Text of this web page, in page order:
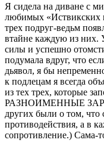
Я сидела на диване с
любимых «Иствикских
трех подруг-ведьм
втайне каждую из них.
силы и успешно
подумала вдруг, что
дьявол, я бы
к подлецам я всегда
из тех трех, которые
РАЗНОИМЕННЫЕ
других были о том, что
противодействия, а в
сопротивление.) Сама-